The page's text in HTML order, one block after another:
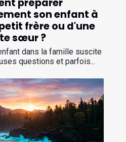
son enfant à
frère ou d'une
sœur ?
dans la famille suscite
questions et parfois...